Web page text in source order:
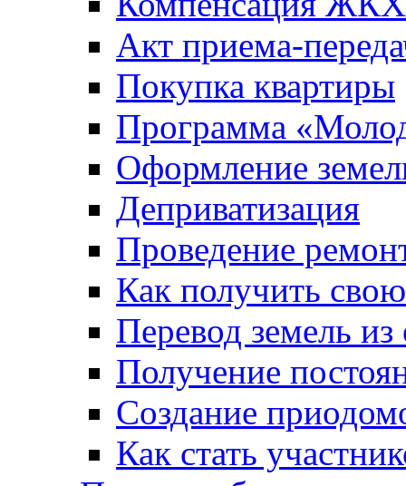
Акт приема-
Покупка квартиры
Программа
Оформление
Деприватизация
Проведение
Как получить
Перевод земель
Получение
Создание
Как стать